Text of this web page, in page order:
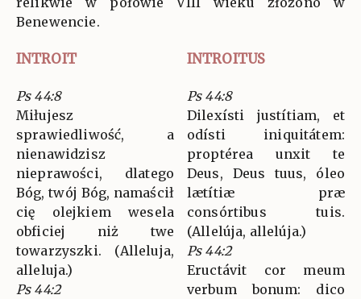
Benewencie.
INTROIT INTROITUS
Ps 44:8
Miłujesz
sprawiedliwość, a
nienawidzisz
nieprawości, dlatego
Bóg, twój Bóg, namaścił
cię olejkiem wesela
obficiej niż twe
towarzyszki. (Alleluja,
alleluja.)
Ps 44:2
Ps 44:8
Dilexísti justítiam, et
odísti iniquitátem:
proptérea unxit te
Deus, Deus tuus, óleo
lætítiæ præ
consórtibus tuis.
(Allelúja, allelúja.)
Ps 44:2
Eructávit cor meum
verbum bonum: dico